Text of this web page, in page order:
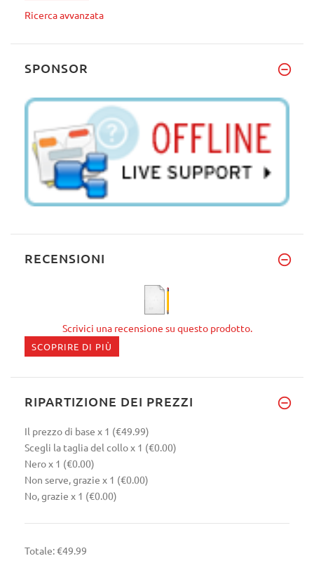
Ricerca avvanzata
SPONSOR
RECENSIONI
Scrivici una recensione su questo prodotto.
SCOPRIRE DI PIÙ
RIPARTIZIONE DEI PREZZI
Il prezzo di base x 1 (€49.99)
Scegli la taglia del collox 1 (€0.00)
Nerox 1 (€0.00)
Non serve, grazie x 1 (€0.00)
No, grazie x 1 (€0.00)
Totale:€49.99